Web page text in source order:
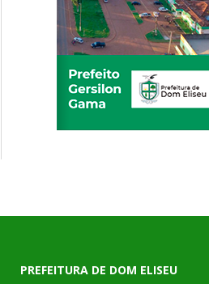
PREFEITURA DE DOM ELISEU